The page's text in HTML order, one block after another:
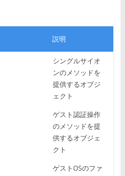
説明
シングルサイオ
ンのメソッドを
提供するオブジ
ェクト
ゲスト認証操作
のメソッドを提
供するオブジェ
クト
ゲストOSのファ